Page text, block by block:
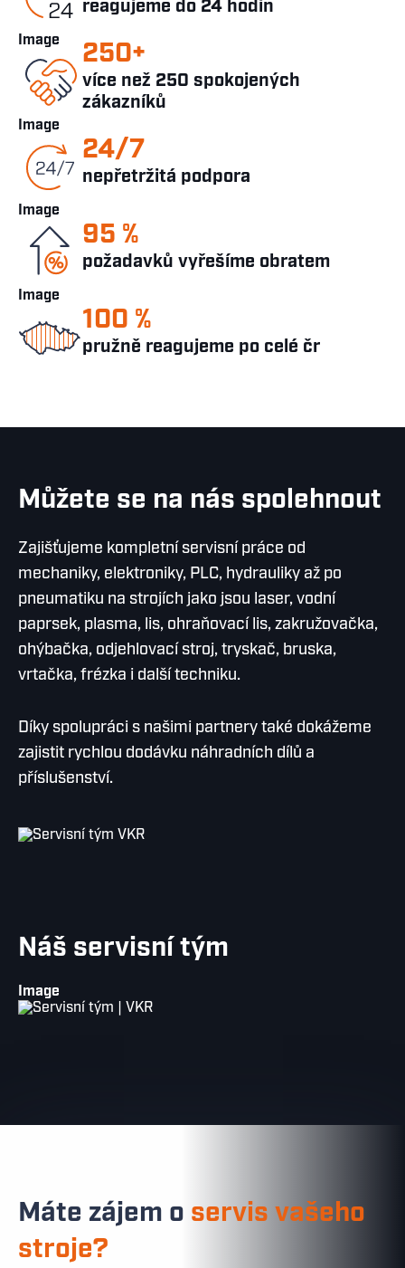
reagujeme do 24 hodin
Image 250+
více než 250 spokojených
zákazníků
Image
24/7
nepřetržitá podpora
Image
95 %
požadavků vyřešíme obratem
Image
100 %
pružně reagujeme po celé čr
Můžete se na nás spolehnout
Zajišťujeme kompletní servisní práce od
mechaniky, elektroniky, PLC, hydrauliky až po
pneumatiku na strojích jako jsou laser, vodní
paprsek, plasma, lis, ohraňovací lis, zakružovačka,
ohýbačka, odjehlovací stroj, tryskač, bruska,
vrtačka, frézka i další techniku.
Díky spolupráci s našimi partnery také dokážeme
zajistit rychlou dodávku náhradních dílů a
příslušenství.
Náš servisní tým
Image
Máte zájem o servis vašeho
stroje?